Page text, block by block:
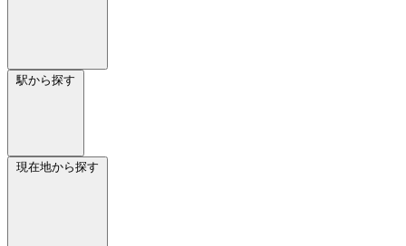
駅から探す
現在地から探す